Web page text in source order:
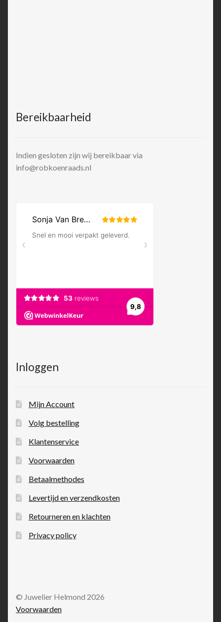
Bereikbaarheid
Indien gesloten zijn wij bereikbaar via
info@robkoenraads.nl
Inloggen
Mijn Account
Volg bestelling
Klantenservice
Voorwaarden
Betaalmethodes
Levertijd en verzendkosten
Retourneren en klachten
Privacy policy
© Juwelier Helmond 2026
Voorwaarden